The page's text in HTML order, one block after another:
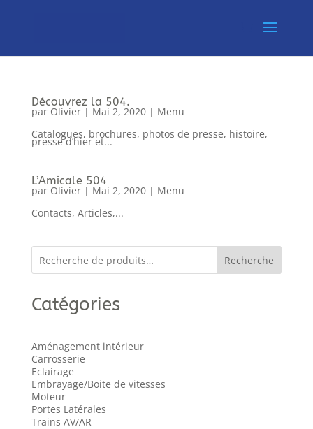
Découvrez la 504.
par Olivier| Mai 2, 2020| Menu
Catalogues, brochures, photos de presse, histoire,
presse d’hier et...
L’Amicale 504
par Olivier| Mai 2, 2020| Menu
Contacts, Articles,...
Recherche
Catégories
Aménagement intérieur
Carrosserie
Eclairage
Embrayage/Boite de vitesses
Moteur
Portes Latérales
Trains AV/AR